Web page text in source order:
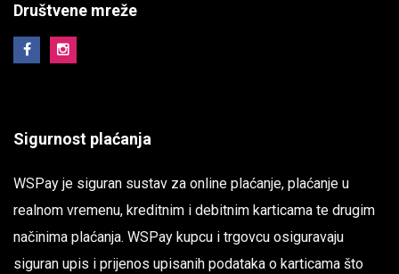
Društvene mreže
Sigurnost plaćanja
WSPay je siguran sustav za online plaćanje, plaćanje u
realnom vremenu, kreditnim i debitnim karticama te drugim
načinima plaćanja. WSPay kupcu i trgovcu osiguravaju
siguran upis i prijenos upisanih podataka o karticama što